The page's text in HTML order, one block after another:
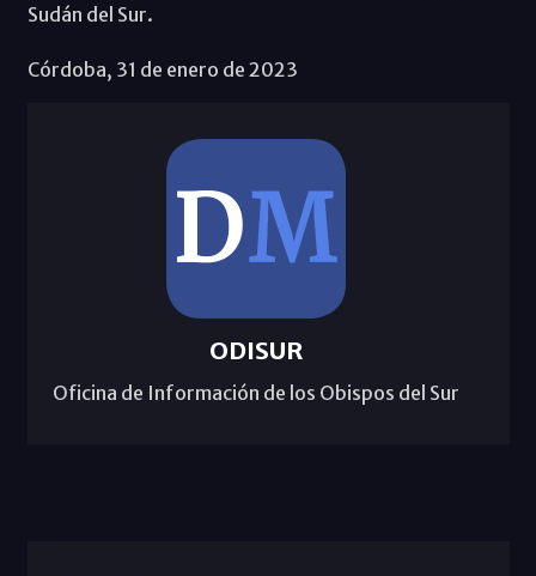
Sudán del Sur.
Córdoba, 31 de enero de 2023
ODISUR
Oficina de Información de los Obispos del Sur